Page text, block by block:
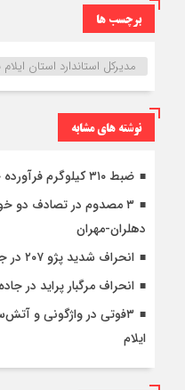
برچسب ها
مدیرکل استاندارد استان
نوشته های مشابه
ضبط ۳۱۰ کیلوگرم فرآورده خام دامی غیرقابل مصرف در ایلام
دهلران-مهران
انحراف شدید پژو ۲۰۷ در جاده بدره/ یک نفر جان باخت
انحراف مرگبار پراید در
ایلام